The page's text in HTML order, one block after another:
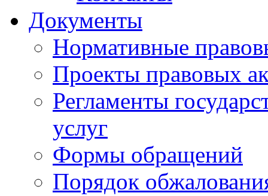
Документы
Нормативные
Проекты правовых
Регламенты
услуг
Формы обращений
Порядок